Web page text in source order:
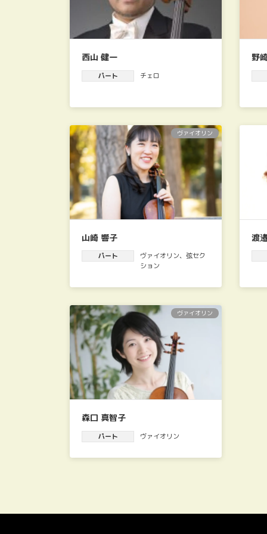
西山 健一
パート チェロ
野
ヴァイオリン
山崎 響子
パート ヴァイオリン、 弦セク
ション
渡
ヴァイオリン
森口 真智子
パート ヴァイオリン